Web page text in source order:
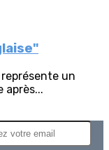
un
après...